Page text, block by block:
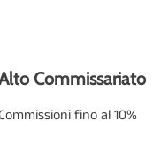
Commissariato
fino al 10%